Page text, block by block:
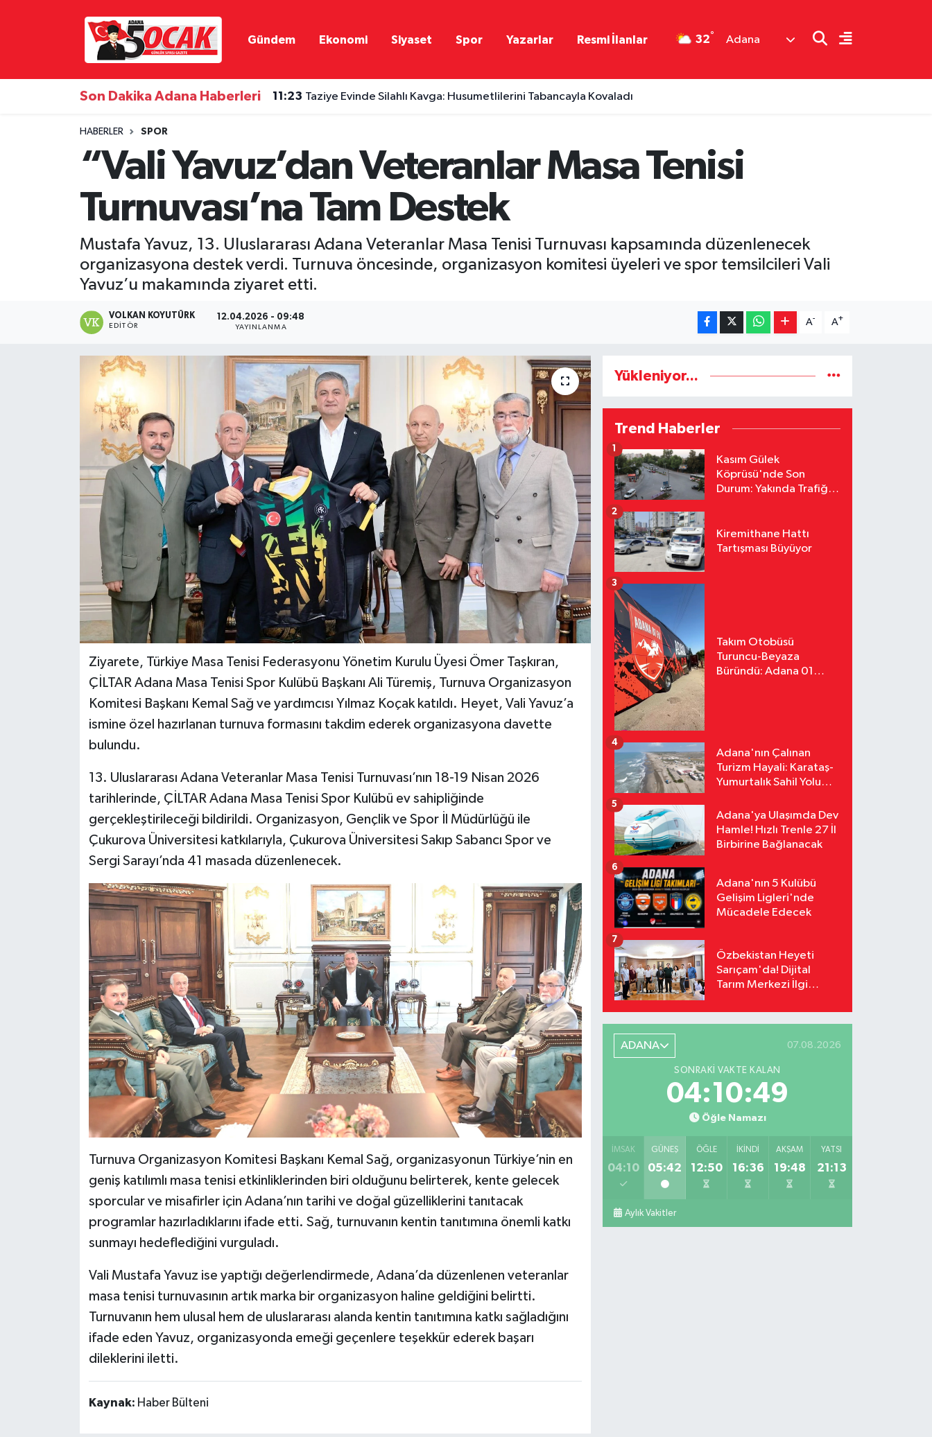
Gündem Ekonomi Siyaset Spor Yazarlar Resmi İlanlar 32° Adana
Son Dakika Adana Haberleri 11:23 Taziye Evinde Silahlı Kavga: Husumetlilerini Tabancayla Kovaladı
HABERLER SPOR
“Vali Yavuz’dan Veteranlar Masa Tenisi
Turnuvası’na Tam Destek
Mustafa Yavuz, 13. Uluslararası Adana Veteranlar Masa Tenisi Turnuvası kapsamında düzenlenecek
organizasyona destek verdi. Turnuva öncesinde, organizasyon komitesi üyeleri ve spor temsilcileri Vali
Yavuz’u makamında ziyaret etti.
VOLKAN KOYUTÜRK
EDITÖR
12.04.2026 - 09:48
YAYINLANMA
A- A+
Ziyarete, Türkiye Masa Tenisi Federasyonu Yönetim Kurulu Üyesi Ömer Taşkıran,
ÇİLTAR Adana Masa Tenisi Spor Kulübü Başkanı Ali Türemiş, Turnuva Organizasyon
Komitesi Başkanı Kemal Sağ ve yardımcısı Yılmaz Koçak katıldı. Heyet, Vali Yavuz’a
ismine özel hazırlanan turnuva formasını takdim ederek organizasyona davette
bulundu.
13. Uluslararası Adana Veteranlar Masa Tenisi Turnuvası’nın 18-19 Nisan 2026
tarihlerinde, ÇİLTAR Adana Masa Tenisi Spor Kulübü ev sahipliğinde
gerçekleştirileceği bildirildi. Organizasyon, Gençlik ve Spor İl Müdürlüğü ile
Çukurova Üniversitesi katkılarıyla, Çukurova Üniversitesi Sakıp Sabancı Spor ve
Sergi Sarayı’nda 41 masada düzenlenecek.
Turnuva Organizasyon Komitesi Başkanı Kemal Sağ, organizasyonun Türkiye’nin en
geniş katılımlı masa tenisi etkinliklerinden biri olduğunu belirterek, kente gelecek
sporcular ve misafirler için Adana’nın tarihi ve doğal güzelliklerini tanıtacak
programlar hazırladıklarını ifade etti. Sağ, turnuvanın kentin tanıtımına önemli katkı
sunmayı hedeflediğini vurguladı.
Vali Mustafa Yavuz ise yaptığı değerlendirmede, Adana’da düzenlenen veteranlar
masa tenisi turnuvasının artık marka bir organizasyon haline geldiğini belirtti.
Turnuvanın hem ulusal hem de uluslararası alanda kentin tanıtımına katkı sağladığını
ifade eden Yavuz, organizasyonda emeği geçenlere teşekkür ederek başarı
dileklerini iletti.
Kaynak: Haber Bülteni
Yükleniyor...
Trend Haberler
Kasım Gülek
Köprüsü'nde Son
Durum: Yakında Trafiğe
1
Kiremithane Hattı
Tartışması Büyüyor
2
Takım Otobüsü
Turuncu-Beyaza
Büründü: Adana 01
3
Adana'nın Çalınan
Turizm Hayali: Karataş-
Yumurtalık Sahil Yolu
4
Adana'ya Ulaşımda Dev
Hamle! Hızlı Trenle 27 İl
Birbirine Bağlanacak
5
Adana'nın 5 Kulübü
Gelişim Ligleri'nde
Mücadele Edecek
6
Özbekistan Heyeti
Sarıçam'da! Dijital
Tarım Merkezi İlgi
7
ADANA 07.08.2026
SONRAKI VAKTE KALAN
04:10:48
Öğle Namazı
İMSAK
04:10
GÜNEŞ
05:42
ÖĞLE
12:50
İKINDI
16:36
AKŞAM
19:48
YATSI
21:13
Aylık Vakitler
Gündem
Magazin
Resmi İlanlar
Siyaset
Yerel Yönetimler
Hava Durumu
Tüm Manşetler
Son Dakika Haberleri